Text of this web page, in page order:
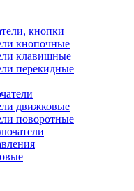
кнопки
кнопочные
клавишные
перекидные
движковые
поворотные